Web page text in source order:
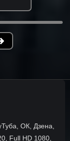
ОК, Дзена,
Full HD 1080,